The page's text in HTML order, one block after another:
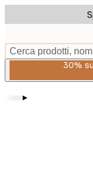
to
content.
Cerca prodotti,
30%
▸